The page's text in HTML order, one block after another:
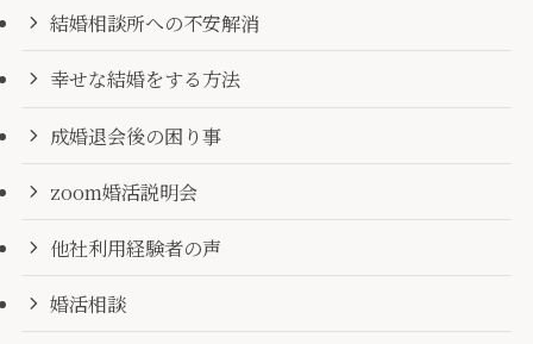
結婚相談所への不安解消
幸せな結婚をする方法
成婚退会後の困り事
zoom婚活説明会
他社利用経験者の声
婚活相談